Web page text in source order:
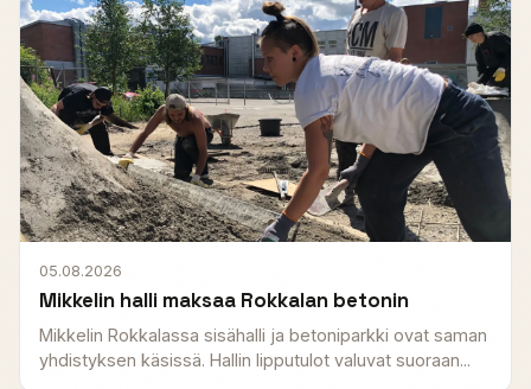
05.08.2026
Mikkelin halli maksaa Rokkalan betonin
Mikkelin Rokkalassa sisähalli ja betoniparkki ovat saman
yhdistyksen käsissä. Hallin lipputulot valuvat suoraan...